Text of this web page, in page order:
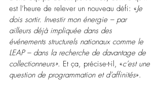
est l’heure de relever un nouveau défi: «Je
dois sortir. Investir mon énergie – par
ailleurs déjà impliquée dans des
événements structurels nationaux comme le
LEAP – dans la recherche de davantage de
collectionneurs». Et ça, précise-t-il, «c’est une
question de programmation et d’affinités».